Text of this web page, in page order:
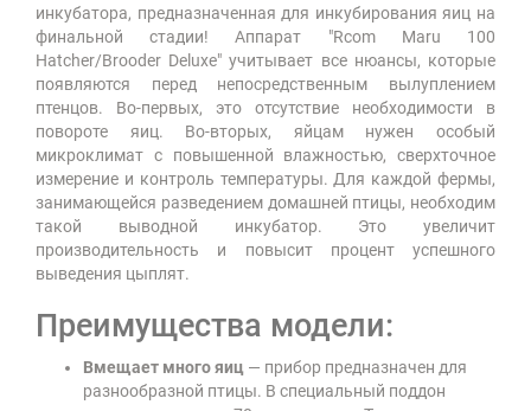
инкубатора, предназначенная для инкубирования яиц на
финальной стадии! Аппарат "Rcom Maru 100
Hatcher/Brooder Deluxe" учитывает все нюансы, которые
появляются перед непосредственным вылуплением
птенцов. Во-первых, это отсутствие необходимости в
повороте яиц. Во-вторых, яйцам нужен особый
микроклимат с повышенной влажностью, сверхточное
измерение и контроль температуры. Для каждой фермы,
занимающейся разведением домашней птицы, необходим
такой выводной инкубатор. Это увеличит
производительность и повысит процент успешного
выведения цыплят.
Преимущества модели:
Вмещает много яиц — прибор предназначен для
разнообразной птицы. В специальный поддон